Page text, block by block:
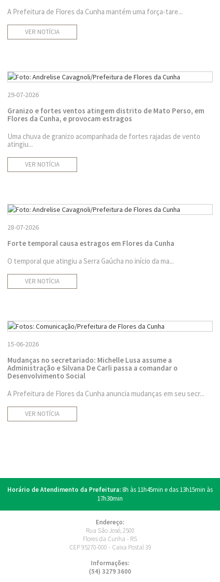
A Prefeitura de Flores da Cunha mantém uma força-tare...
VER NOTÍCIA
29-07-2026
Granizo e fortes ventos atingem distrito de Mato Perso, em
Flores da Cunha, e provocam estragos
Uma chuva de granizo acompanhada de fortes rajadas de vento
atingiu...
VER NOTÍCIA
28-07-2026
Forte temporal causa estragos em Flores da Cunha
O temporal que atingiu a Serra Gaúcha no início da ma...
VER NOTÍCIA
15-06-2026
Mudanças no secretariado: Michelle Lusa assume a
Administração e Silvana De Carli passa a comandar o
Desenvolvimento Social
A Prefeitura de Flores da Cunha anuncia mudanças em seu secr...
VER NOTÍCIA
Horário de Atendimento da Prefeitura:8h às 11h45min e das 13h15min às
17h30min
Endereço:
Rua São José, 2500
Flores da Cunha - RS
CEP 95270-000 - Caixa Postal 39
Informações:
(54) 3279 3600